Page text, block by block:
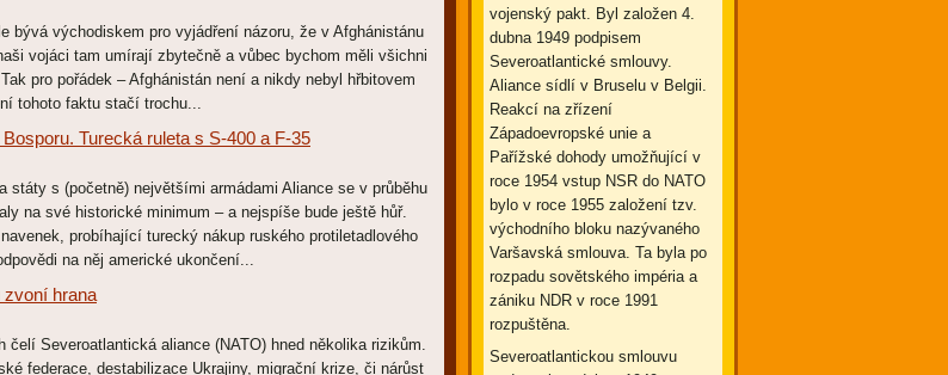
bývá východiskem pro vyjádření názoru, že v Afghánistánu
vojáci tam umírají zbytečně a vůbec bychom měli všichni
pro pořádek – Afghánistán není a nikdy nebyl hřbitovem
tohoto faktu stačí trochu...
Turecká ruleta s S-400 a F-35
státy s (početně) největšími armádami Aliance se v průběhu
na své historické minimum – a nejspíše bude ještě hůř.
probíhající turecký nákup ruského protiletadlového
na něj americké ukončení...
zvoní hrana
čelí Severoatlantická aliance (NATO) hned několika rizikům.
federace, destabilizace Ukrajiny, migrační krize, či nárůst
vojenský pakt. Byl založen 4.
dubna 1949 podpisem
Severoatlantické smlouvy.
Aliance sídlí v Bruselu v Belgii.
Reakcí na zřízení
Západoevropské unie a
Pařížské dohody umožňující v
roce 1954 vstup NSR do NATO
bylo v roce 1955 založení tzv.
východního bloku nazývaného
Varšavská smlouva. Ta byla po
rozpadu sovětského impéria a
zániku NDR v roce 1991
rozpuštěna.
Severoatlantickou smlouvu